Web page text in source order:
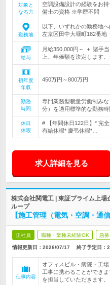
対象と
なる方
空調設備設計の経験をお
備士の資格 ※学歴不問
勤務地
以下、いずれかの勤務地
左京区田中大堰町182番地
給与
月給350,000円～ ＋ 諸手
上、年俸額を決定します
初年度
年収
450万円～800万円
勤務
時間
専門業務型裁量労働制み
分）を適用標準的な勤務
休日
休暇
# 【年間休日122日】* 完
有給休暇* 慶弔休暇*…
求人詳細を見る
株式会社関電工 | 東証プライム上
ループ
【施工管理（電気・空調・通
正社員 職種・業種未経験OK 急募
情報更新日：2026/07/17 終了予定日：
仕事内容
オフィスビル・病院・工
工事に携わることができ
を担当していただきます。